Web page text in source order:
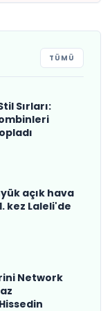
TÜMÜ
Sırları:
açık hava
kez Laleli'de
Network